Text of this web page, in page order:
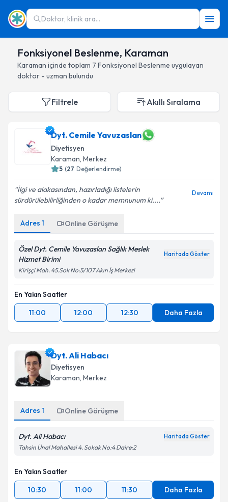
Doktor, klinik ara...
Fonksiyonel Beslenme, Karaman
Karaman içinde toplam 7 Fonksiyonel Beslenme uygulayan
doktor - uzman bulundu
Filtrele Akıllı Sıralama
Dyt. Cemile Yavuzaslan
Diyetisyen
Karaman, Merkez
5 (27 Değerlendirme)
İlgi ve alakasından, hazırladığı listelerin
sürdürülebilirliğinden o kadar memnunum ki....
Devamı
Adres 1 Online Görüşme
Özel Dyt. Cemile Yavuzaslan Sağlık Meslek
Hizmet Birimi
Haritada Göster
Kirişçi Mah. 45.Sok No:5/107 Akın İş Merkezi
En Yakın Saatler
11:00
12:00 12:30 Daha Fazla
Dyt. Ali Habacı
Diyetisyen
Karaman, Merkez
Adres 1 Online Görüşme
Dyt. Ali Habacı Haritada Göster
Tahsin Ünal Mahallesi 4. Sokak No:4 Daire:2
En Yakın Saatler
10:30
11:00 11:30 Daha Fazla